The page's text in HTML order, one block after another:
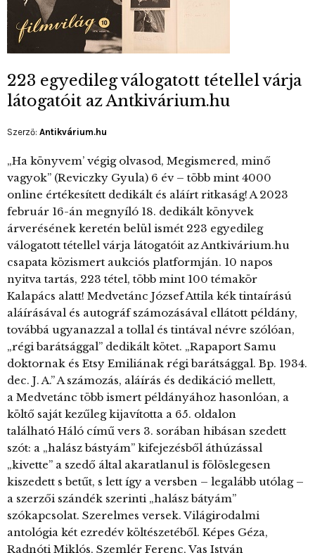
223 egyedileg válogatott tétellel várja
látogatóit az Antkivárium.hu
Szerző: Antikvárium.hu
„Ha könyvem’ végig olvasod, Megismered, minő
vagyok” (Reviczky Gyula) 6 év – több mint 4000
online értékesített dedikált és aláírt ritkaság! A 2023
február 16-án megnyíló 18. dedikált könyvek
árverésének keretén belül ismét 223 egyedileg
válogatott tétellel várja látogatóit az Antkivárium.hu
csapata közismert aukciós platformján. 10 napos
nyitva tartás, 223 tétel, több mint 100 témakör
Kalapács alatt! Medvetánc József Attila kék tintaírású
aláírásával és autográf számozásával ellátott példány,
továbbá ugyanazzal a tollal és tintával névre szólóan,
„régi barátsággal” dedikált kötet. „Rapaport Samu
doktornak és Etsy Emiliának régi barátsággal. Bp. 1934.
dec. J. A.” A számozás, aláírás és dedikáció mellett,
a Medvetánc több ismert példányához hasonlóan, a
költő saját kezűleg kijavította a 65. oldalon
található Háló című vers 3. sorában hibásan szedett
szót: a „halász bástyám” kifejezésből áthúzással
„kivette” a szedő által akaratlanul is fölöslegesen
kiszedett s betűt, s lett így a versben – legalább utólag –
a szerzői szándék szerinti „halász bátyám”
szókapcsolat. Szerelmes versek. Világirodalmi
antológia két ezredév költészetéből. Képes Géza,
Radnóti Miklós, Szemlér Ferenc, Vas István